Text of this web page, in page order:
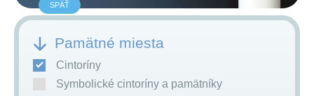
SPÄŤ
Pamätné miesta
Cintoríny
Symbolické cintoríny a pamätníky